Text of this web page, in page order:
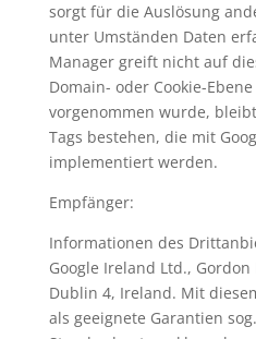
sorgt für die Auslösung
unter Umständen Daten
Manager greift nicht auf
Domain- oder Cookie-
vorgenommen wurde,
Tags bestehen, die mit
implementiert werden.
Empfänger:
Informationen des
Google Ireland Ltd.,
Dublin 4, Ireland. Mit
als geeignete Garantien sog.